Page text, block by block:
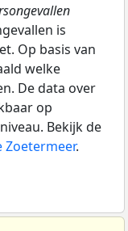
is
Op basis van
welke
De data over
op
Bekijk de
Zoetermeer.